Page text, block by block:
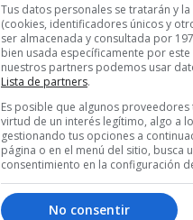
Tus datos personales se tratarán y
(cookies, identificadores únicos y
ser almacenada y consultada por
bien usada específicamente por
nuestros partners podemos usar
Lista de partners.
Es posible que algunos
virtud de un interés legítimo, algo a
gestionando tus opciones a
página o en el menú del sitio, busca
consentimiento en la configuración
No consentir